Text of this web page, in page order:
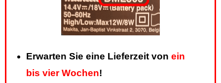
Erwarten Sie eine Lieferzeit von ein
bis vier Wochen!